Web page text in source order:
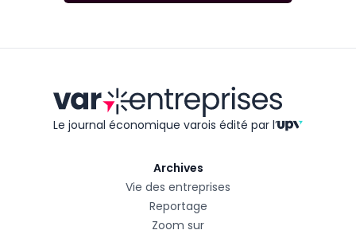
Le journal économique varois édité par l’
Archives
Vie des entreprises
Reportage
Zoom sur